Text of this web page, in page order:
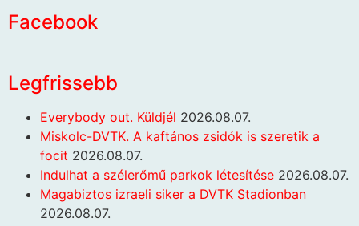
Facebook
Legfrissebb
Everybody out. Küldjél 2026.08.07.
Miskolc-DVTK. A kaftános zsidók is szeretik a
focit 2026.08.07.
Indulhat a szélerőmű parkok létesítése 2026.08.07.
Magabiztos izraeli siker a DVTK Stadionban
2026.08.07.